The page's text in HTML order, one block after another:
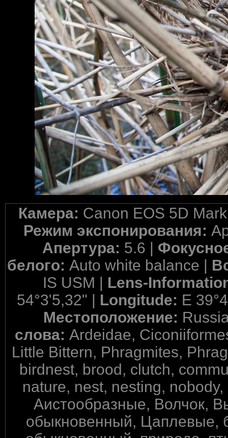
Камера: Canon EOS 5D
Режим экспонирования:
Апертура: 5.6 |
белого: Auto white balance |
IS USM | Lens-
54°3'5,32" | Longitude: E
Местоположение:
слова:Ardeidae,
Little Bittern, Phragmites,
birdnest, brood, clutch,
nature, nest, nesting,
Аистообразные, Волчок,
обыкновенный, Цаплевые,